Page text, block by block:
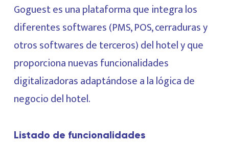
Goguest es una plataforma que integra los
diferentes softwares (PMS, POS, cerraduras y
otros softwares de terceros) del hotel y que
proporciona nuevas funcionalidades
digitalizadoras adaptándose a la lógica de
negocio del hotel.
Listado de funcionalidades